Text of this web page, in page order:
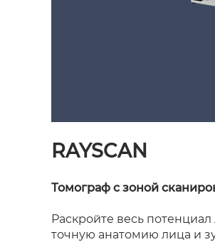
RAYSCAN
Томограф с зоной
Раскройте весь
точную анатомию лица и